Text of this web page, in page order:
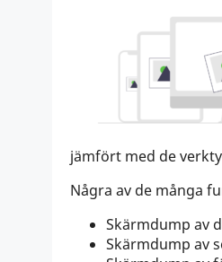
jämfört med de
Några av de många
Skärmdump av
Skärmdump av